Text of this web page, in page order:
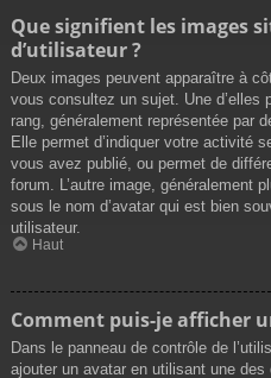
Que signifient les images
d’utilisateur ?
Deux images peuvent apparaître à
vous consultez un sujet. Une d’elles
rang, généralement représentée par
Elle permet d’indiquer votre activité
vous avez publié, ou permet de
forum. L’autre image, généralement
sous le nom d’avatar qui est bien
utilisateur.
Haut
Comment puis-je afficher
Dans le panneau de contrôle de
ajouter un avatar en utilisant une